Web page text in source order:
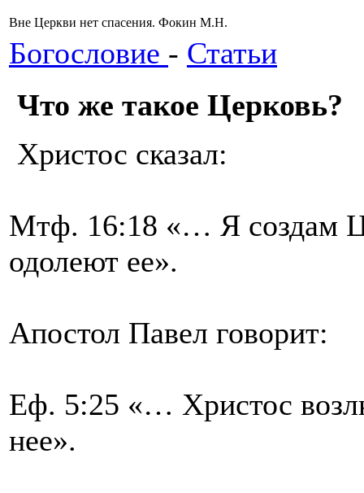
Вне Церкви нет спасения. Фокин М.Н.
Богословие - Статьи
Что же такое Церковь?
Христос сказал:
Мтф. 16:18 «… Я создам
одолеют ее».
Апостол Павел говорит:
Еф. 5:25 «… Христос
нее».